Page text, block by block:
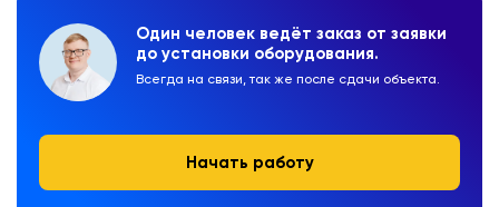
Один человек ведёт заказ от заявки
до установки оборудования.
Всегда на связи, так же после сдачи объекта.
Начать работу